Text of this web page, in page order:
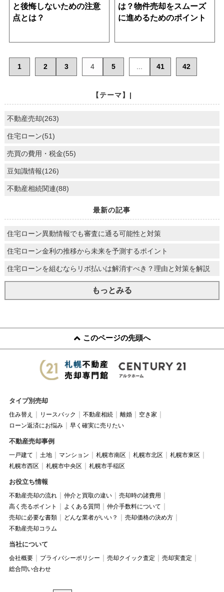
と後悔しないための注意
点とは？
は？物件売却をスムーズ
に進めるためのポイント
1 2 3 4 5 41 42
【テーマ】|
不動産売却(263)
住宅ローン(51)
売買の費用・税金(55)
豆知識情報(126)
不動産相続関連(88)
最新の記事
住宅ローン異動情報でも審査に通る可能性と対策
住宅ローン金利の推移から未来を予測するポイント
住宅ローンを組むならリボ払いは解消すべき？理由と対策を解説
もっとみる
このページの先頭へ
タイプ別売却
住み替え リースバック 不動産相続 離婚
空き家
ローン返済にお悩み
早く確実に売りたい
不動産売却事例
一戸建て 土地 マンション 札幌市南区 札幌市北区
札幌市東区
札幌市西区
札幌市中央区 札幌市手稲区
お役立ち情報
不動産売却の流れ 仲介と買取の違い
売却時の諸費用
高く売るポイント
よくある質問
仲介手数料について
売却に必要な書類
どんな業者がいい？
売却価格の決め方
不動産売却コラム
当社について
会社概要 プライバシーポリシー 売却クイック査定
売却実査定
総合問い合わせ